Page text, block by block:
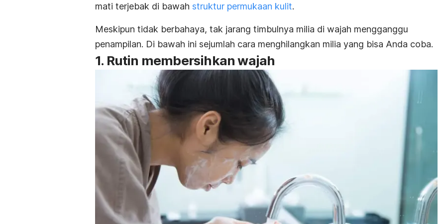
mati terjebak di bawah struktur permukaan kulit.
Meskipun tidak berbahaya, tak jarang timbulnya milia di wajah mengganggu
penampilan. Di bawah ini sejumlah cara menghilangkan milia yang bisa Anda coba.
1. Rutin membersihkan wajah